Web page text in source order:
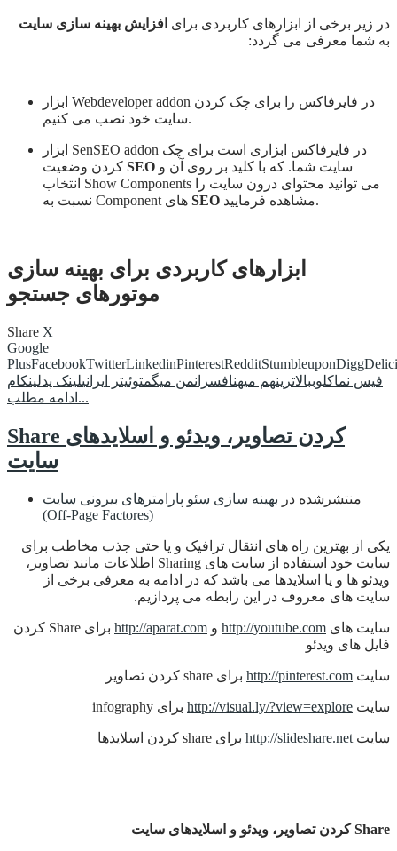
در زیر برخی از ابزارهای کاربردی برای افزایش بهینه سازی سایت
به شما معرفی می گردد:
ابزار Webdeveloper addon در فایرفاکس را برای چک کردن
سایت خود نصب می کنیم.
ابزار SenSEO addon در فایرفاکس ابزاری است برای چک
SEO سایت شما. که با کلید بر روی آن و
انتخاب Show Components می توانید محتوای درون سایت را
SEO مشاهده فرمایید.
ابزارهای کاربردی برای بهینه سازی
موتورهای جستجو
Share X
Google
PlusFacebookTwitterLinkedinPinterestRedditStumbleuponDigg
فیس نماکلوببالاترینهم میهنافسرانمن میگمتوئیتر ایرانیلینک پدلینکام
ادامه مطلب...
Share کردن تصاویر، ویدئو و اسلایدهای
سایت
منتشرشده در بهینه سازی سئو پارامترهای بیرونی سایت
(Off-Page Factores)
یکی از بهترین راه های انتقال ترافیک و یا حتی جذب مخاطب برای
سایت خود استفاده از سایت های Sharing اطلاعات مانند تصاویر،
ویدئو ها و یا اسلایدها می باشد که در ادامه به معرفی برخی از
سایت های معروف در این رابطه می پردازیم.
سایت های http://youtube.com و http://aparat.com
برای Share کردن
فایل های ویدئو
سایت http://pinterest.com برای share کردن تصاویر
سایت http://visual.ly/?view=explore برای infography
سایتhttp://slideshare.net برای share کردن اسلایدها
Share کردن تصاویر، ویدئو و اسلایدهای سایت